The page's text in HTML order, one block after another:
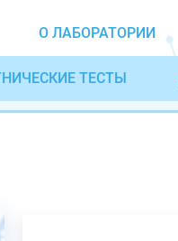
О ЛАБОРАТОРИИ
ТЕСТЫ